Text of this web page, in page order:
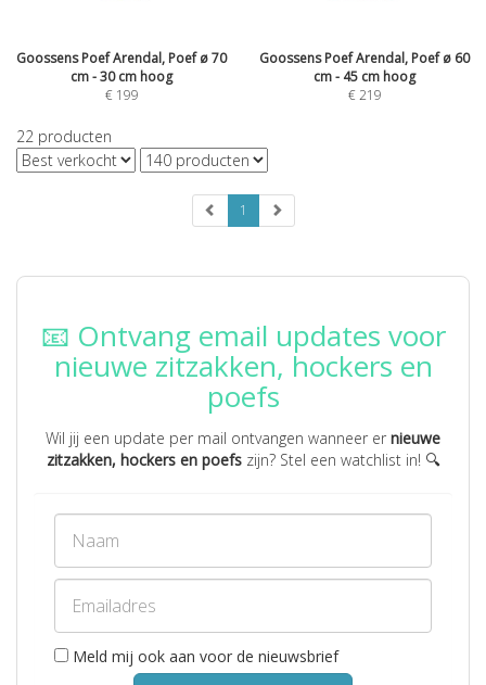
Goossens Poef Arendal, Poef ø 70
cm - 30 cm hoog
€ 199
Goossens Poef Arendal, Poef ø 60
cm - 45 cm hoog
€219
22 producten
1
📧 Ontvang email updates voor
nieuwe zitzakken, hockers en
poefs
Wil jij een update per mail ontvangen wanneer er nieuwe
zitzakken, hockers en poefszijn? Stel een watchlist in! 🔍
Meld mij ook aan voor de nieuwsbrief